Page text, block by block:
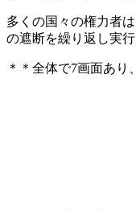
多くの国々の権力者
の遮断を繰り返し実行
＊＊全体で7画面あり